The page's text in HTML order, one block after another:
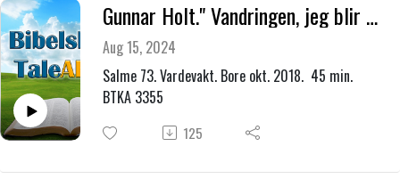
Gunnar Holt." Vandringen, jeg blir alltid hos deg."
Aug 15, 2024
Salme 73. Vardevakt. Bore okt. 2018. 45 min.
BTKA 3355
125